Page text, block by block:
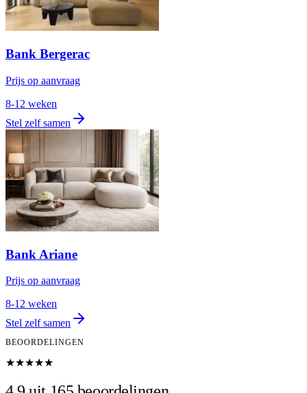
Bank Bergerac
Prijs op aanvraag
8-12 weken
Stel zelf samen
Bank Ariane
Prijs op aanvraag
8-12 weken
Stel zelf samen
BEOORDELINGEN
★★★★★